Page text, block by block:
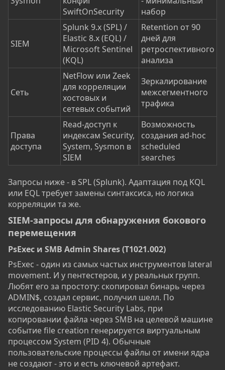
SwiftOnSecurity
набор
SIEM
Splunk 9.x (SPL) /
Elastic 8.x (EQL) /
Microsoft Sentinel
(KQL)
Retention от 90
дней для
ретроспективного
анализа
Сеть
NetFlow или Zeek
для корреляции
хостовых и
сетевых событий
Зеркалирование
межсегментного
трафика
Права
доступа
Read-доступ к
индексам Security,
System, Sysmon в
SIEM
Возможность
создания ad-hoc
scheduled
searches
Запросы ниже - в SPL (Splunk). Адаптация под KQL
или EQL требует замены синтаксиса, но логика
корреляции та же.
SIEM-запросы для обнаружения бокового
перемещения​
PsExec и SMB Admin Shares (T1021.002)​
PsExec - один из самых частых инструментов lateral
movement. И у пентестеров, и у реальных групп.
Любят его за простоту: скопировал бинарь через
ADMIN$, создал сервис, получил шелл. По
исследованию Elastic Security Labs, при
копировании файла через SMB на целевой машине
событие file creation генерируется виртуальным
процессом System (PID 4). Обычные
пользовательские процессы файлы от имени ядра
не создают - это и есть ключевой артефакт.